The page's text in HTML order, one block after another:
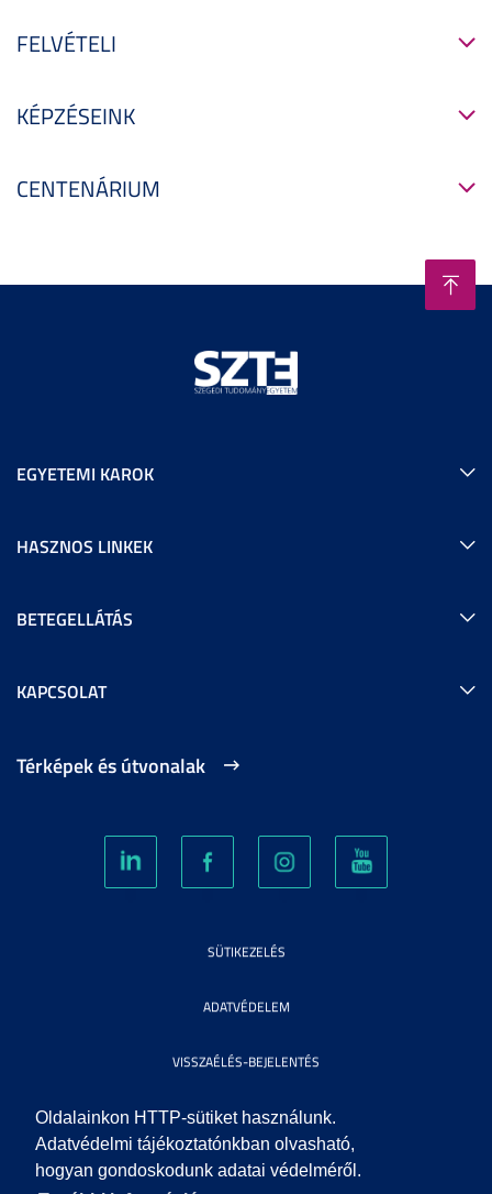
Oldalainkon HTTP-sütiket használunk.
Adatvédelmi tájékoztatónkban olvasható,
hogyan gondoskodunk adatai védelméről.
FELVÉTELI
KÉPZÉSEINK
CENTENÁRIUM
EGYETEMI KAROK
HASZNOS LINKEK
BETEGELLÁTÁS
KAPCSOLAT
Térképek és útvonalak
SÜTIKEZELÉS
ADATVÉDELEM
VISSZAÉLÉS-BEJELENTÉS
KÖZÉRDEKŰ ADATOK
IMPRESSZUM